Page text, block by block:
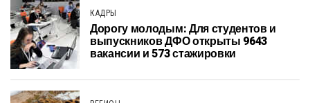
КАДРЫ
Дорогу молодым: Для студентов и
выпускников ДФО открыты 9643
вакансии и 573 стажировки